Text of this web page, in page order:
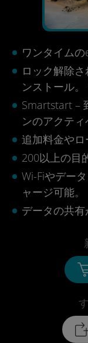
ワンタイムの
ロック解除
ンストール。
Smartstart –
ンのアクテ
追加料金やロ
200以上の目
Wi-Fiやデー
ャージ可能。
データの共有